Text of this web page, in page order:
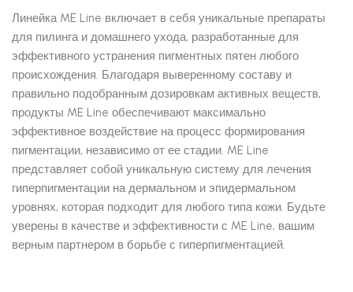
Линейка ME Line включает в себя уникальные препараты
для пилинга и домашнего ухода, разработанные для
эффективного устранения пигментных пятен любого
происхождения. Благодаря выверенному составу и
правильно подобранным дозировкам активных веществ,
продукты ME Line обеспечивают максимально
эффективное воздействие на процесс формирования
пигментации, независимо от ее стадии. ME Line
представляет собой уникальную систему для лечения
гиперпигментации на дермальном и эпидермальном
уровнях, которая подходит для любого типа кожи. Будьте
уверены в качестве и эффективности с ME Line, вашим
верным партнером в борьбе с гиперпигментацией.